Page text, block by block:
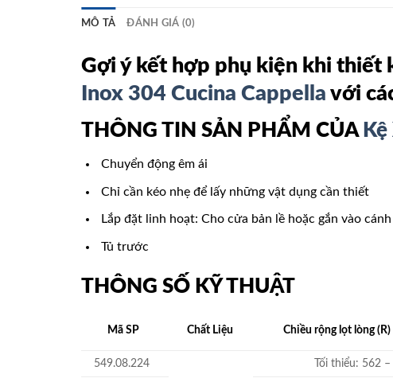
MÔ TẢ ĐÁNH GIÁ (0)
Gợi ý kết hợp phụ kiện khi thiết
Inox 304 Cucina Cappella với
THÔNG TIN SẢN PHẨM CỦA
Chuyển động êm ái
Chỉ cần kéo nhẹ để lấy những vật dụng cần thiết
Lắp đặt linh hoạt: Cho cửa bản lề hoặc gắn vào cánh
Tủ trước
THÔNG SỐ KỸ THUẬT
Mã SP Chất Liệu Chiều rộng lọt lòng
549.08.224 Tối thiểu: 562